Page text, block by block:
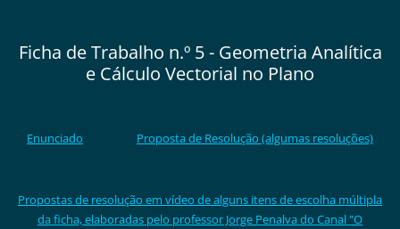
Ficha de Trabalho n.º 5 - Geometria Analítica
e Cálculo Vectorial no Plano
Enunciado Proposta de Resolução (algumas resoluções)
Propostas de resolução em vídeo de alguns itens de escolha múltipla
da ficha, elaboradas pelo professor Jorge Penalva do Canal "O